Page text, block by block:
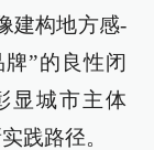
建构地方感-
”的良性闭
显城市主体
践路径。